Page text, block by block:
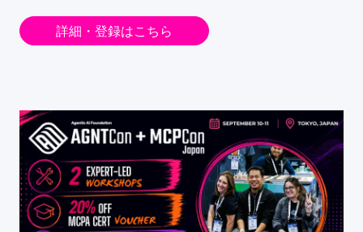
詳細・登録はこちら